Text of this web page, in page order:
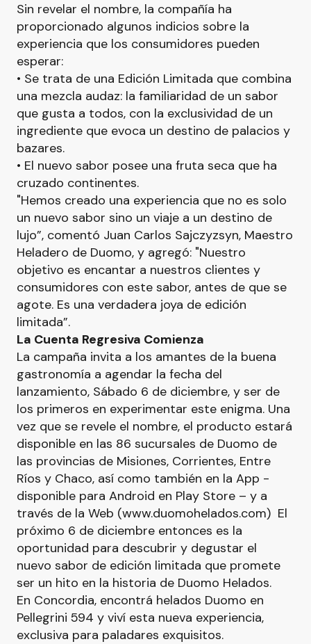
Sin revelar el nombre, la compañía ha
proporcionado algunos indicios sobre la
experiencia que los consumidores pueden
esperar:
• Se trata de una Edición Limitada que combina
una mezcla audaz: la familiaridad de un sabor
que gusta a todos, con la exclusividad de un
ingrediente que evoca un destino de palacios y
bazares.
• El nuevo sabor posee una fruta seca que ha
cruzado continentes.
"Hemos creado una experiencia que no es solo
un nuevo sabor sino un viaje a un destino de
lujo”, comentó Juan Carlos Sajczyzsyn, Maestro
Heladero de Duomo, y agregó: "Nuestro
objetivo es encantar a nuestros clientes y
consumidores con este sabor, antes de que se
agote. Es una verdadera joya de edición
limitada”.
La Cuenta Regresiva Comienza
La campaña invita a los amantes de la buena
gastronomía a agendar la fecha del
lanzamiento, Sábado 6 de diciembre, y ser de
los primeros en experimentar este enigma. Una
vez que se revele el nombre, el producto estará
disponible en las 86 sucursales de Duomo de
las provincias de Misiones, Corrientes, Entre
Ríos y Chaco, así como también en la App -
disponible para Android en Play Store – y a
través de la Web (www.duomohelados.com) El
próximo 6 de diciembre entonces es la
oportunidad para descubrir y degustar el
nuevo sabor de edición limitada que promete
ser un hito en la historia de Duomo Helados.
En Concordia, encontrá helados Duomo en
Pellegrini 594 y viví esta nueva experiencia,
exclusiva para paladares exquisitos.